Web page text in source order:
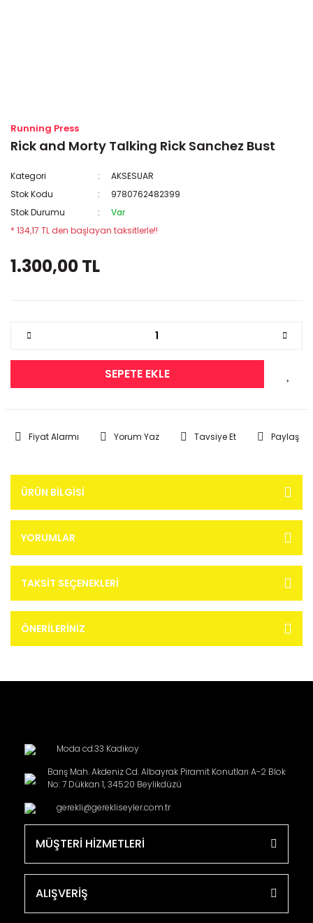
Running Press
Rick and Morty Talking Rick Sanchez Bust
Kategori
AKSESUAR
Stok Kodu
9780762482399
Stok Durumu
Var
* 134,17 TL den başlayan taksitlerle!!
1.300,00 TL
SEPETE EKLE
Fiyat Alarmı Yorum Yaz Tavsiye Et Paylaş
ÜRÜN BILGISI
YORUMLAR
TAKSIT SEÇENEKLERI
ÖNERILERINIZ
Moda cd.33 Kadikoy
Barış Mah. Akdeniz Cd. Albayrak Piramit Konutları A-2 Blok
No: 7 Dükkan 1, 34520 Beylikdüzü
gerekli@gerekliseyler.com.tr
MÜŞTERİ HİZMETLERİ
ALIŞVERİŞ